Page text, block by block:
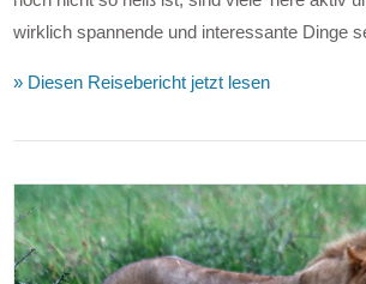
VIEW POST
wirklich spannende und interessante Dinge
» Diesen Reisebericht jetzt lesen